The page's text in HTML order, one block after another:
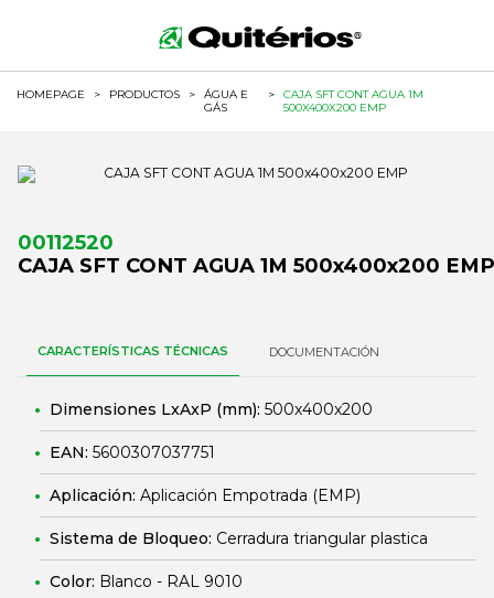
HOMEPAGE > PRODUCTOS >
ÁGUA E
GÁS
>
CAJA SFT CONT AGUA 1M
500X400X200 EMP
00112520
CAJA SFT CONT AGUA 1M 500x400x200 EMP
CARACTERÍSTICAS TÉCNICAS DOCUMENTACIÓN
Dimensiones LxAxP (mm): 500x400x200
EAN: 5600307037751
Aplicación: Aplicación Empotrada (EMP)
Sistema de Bloqueo: Cerradura triangular plastica
Color: Blanco - RAL 9010